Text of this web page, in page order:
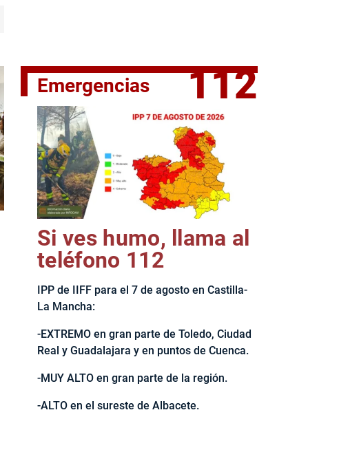
El jefe del Ejecutivo castellanomanchego, Emiliano García-
Emergencias 112
Si ves humo, llama al
teléfono 112
IPP de IIFF para el 7 de agosto en Castilla-
La Mancha:
-EXTREMO en gran parte de Toledo, Ciudad
Real y Guadalajara y en puntos de Cuenca.
-MUY ALTO en gran parte de la región.
-ALTO en el sureste de Albacete.